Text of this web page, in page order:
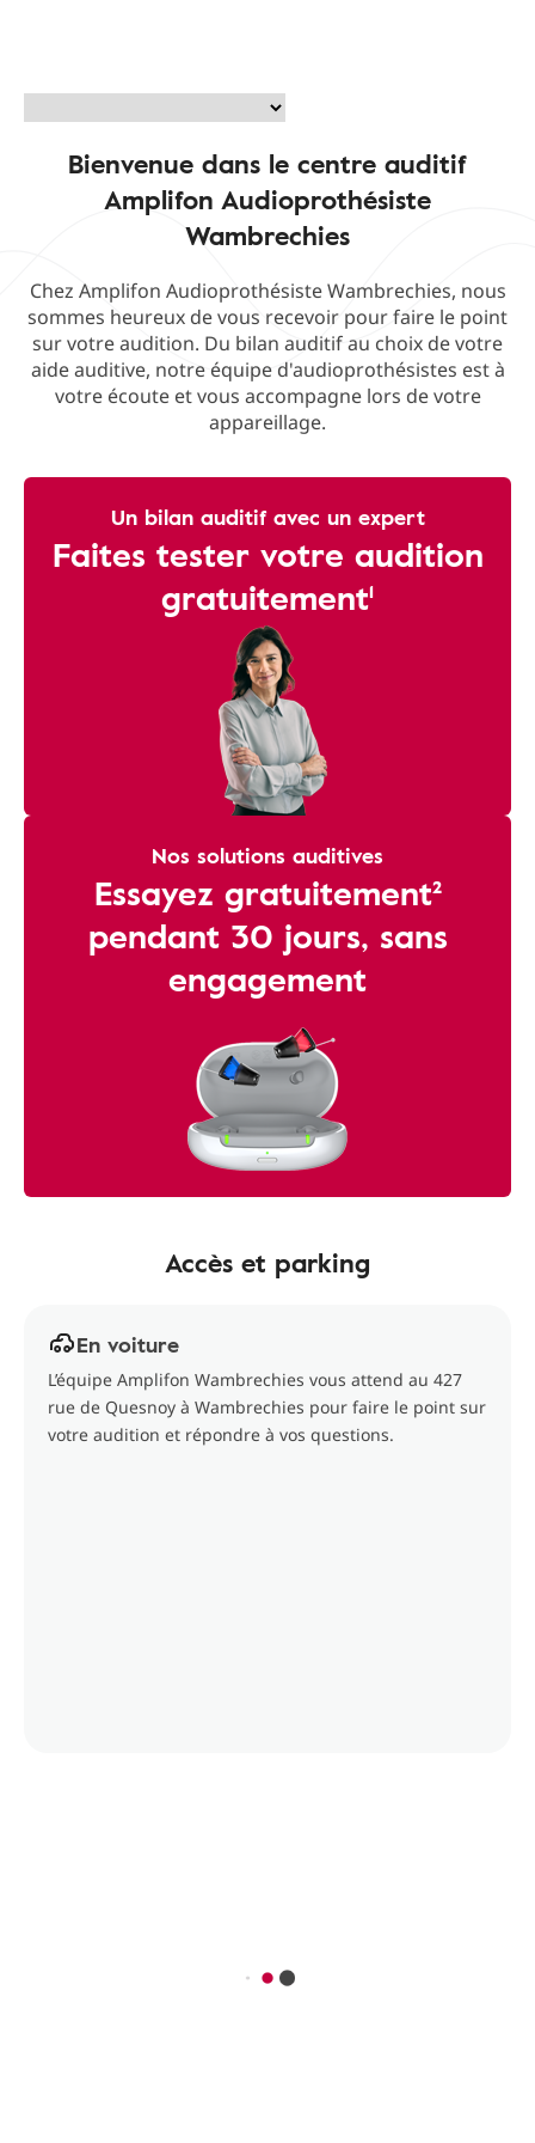
Bienvenue dans le centre auditif
Amplifon Audioprothésiste
Wambrechies
Chez Amplifon Audioprothésiste Wambrechies, nous
sommes heureux de vous recevoir pour faire le point
sur votre audition. Du bilan auditif au choix de votre
aide auditive, notre équipe d'audioprothésistes est à
votre écoute et vous accompagne lors de votre
appareillage.
Un bilan auditif avec un expert
Faites tester votre audition
gratuitement¹
Nos solutions auditives
Essayez gratuitement²
pendant 30 jours, sans
engagement
Accès et parking
En voiture
L’équipe Amplifon Wambrechies vous attend au 427
rue de Quesnoy à Wambrechies pour faire le point sur
votre audition et répondre à vos questions.